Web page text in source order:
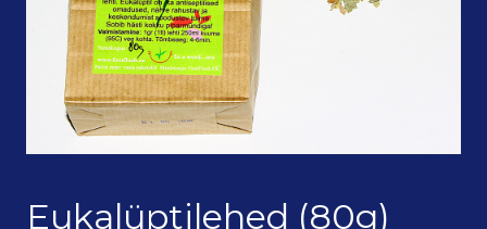
Eukalüptilehed (80g)